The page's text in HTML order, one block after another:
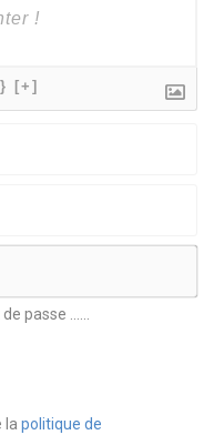
[+]
passe ......
la politique de